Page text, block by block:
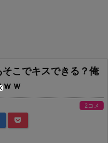
そこでキスできる？俺
ｗ
2コメ